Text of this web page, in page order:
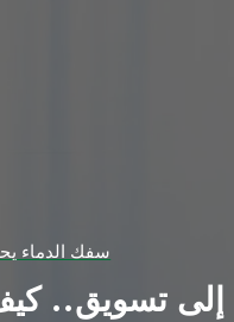
سفك الدماء
تسويق..